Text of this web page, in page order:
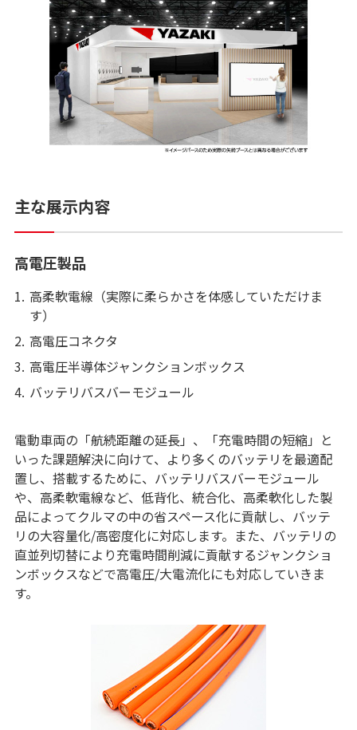
主な展示内容
高電圧製品
1. 高柔軟電線（実際に柔らかさを体感していただけま
す）
2. 高電圧コネクタ
3. 高電圧半導体ジャンクションボックス
4. バッテリバスバーモジュール
電動車両の「航続距離の延長」、「充電時間の短縮」と
いった課題解決に向けて、より多くのバッテリを最適配
置し、搭載するために、バッテリバスバーモジュール
や、高柔軟電線など、低背化、統合化、高柔軟化した製
品によってクルマの中の省スペース化に貢献し、バッテ
リの大容量化/高密度化に対応します。また、バッテリの
直並列切替により充電時間削減に貢献するジャンクショ
ンボックスなどで高電圧/大電流化にも対応していきま
す。